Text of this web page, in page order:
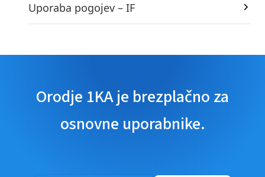
Uporaba pogojev – IF
Orodje 1KA je brezplačno za
osnovne uporabnike.